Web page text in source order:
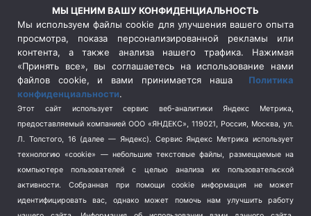
Сельское хозяйство (3)
Социальная политика
(3)
Спецоперация в Украине
Спецоперация на Украине
(404)
Спорт (740)
Терроризм (1)
Транспорт (262)
Туризм (178)
Флот (76)
МЫ ЦЕНИМ ВАШУ КОНФИДЕНЦИАЛЬНОСТЬ
Мы используем файлы cookie для улучшения вашего опыта
просмотра, показа персонализированной рекламы или
контента, а также анализа нашего трафика. Нажимая
«Принять все», вы соглашаетесь на использование нами
файлов cookie, и вами принимается наша Политика
конфиденциальности.
Этот сайт использует сервис веб-аналитики Яндекс Метрика,
предоставляемый компанией ООО «ЯНДЕКС», 119021, Россия, Москва, ул.
Л. Толстого, 16 (далее — Яндекс). Сервис Яндекс Метрика использует
технологию «cookie» — небольшие текстовые файлы, размещаемые на
компьютере пользователей с целью анализа их пользовательской
активности.
Собранная при помощи cookie информация не может
идентифицировать вас, однако может помочь нам улучшить работу